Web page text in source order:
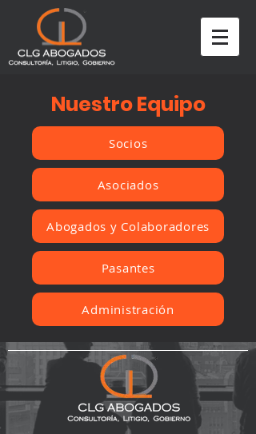
Nuestro Equipo
Socios
Asociados
Abogados y Colaboradores
Pasantes
Administración